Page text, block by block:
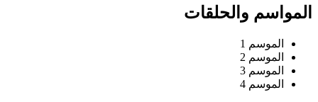
المواسم والحلقات
الموسم 1
الموسم 2
الموسم 3
الموسم 4